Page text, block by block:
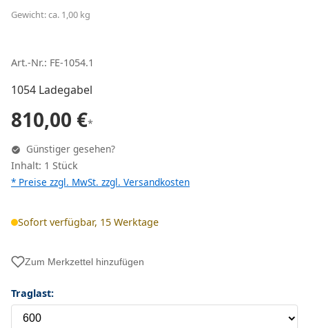
Gewicht: ca. 1,00 kg
Art.-Nr.: FE-1054.1
1054 Ladegabel
810,00 €*
Günstiger gesehen?
Inhalt: 1 Stück
* Preise zzgl. MwSt. zzgl. Versandkosten
Sofort verfügbar, 15 Werktage
Zum Merkzettel hinzufügen
Traglast: